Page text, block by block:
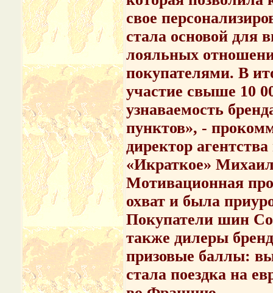
свое
стала основой для
лояльных
покупателями. В
участие свыше 10
узнаваемость
пунктов», -
директор
«Икраткое»
Мотивационная
охват и была
Покупатели шин
также дилеры
призовые баллы:
стала поездка на